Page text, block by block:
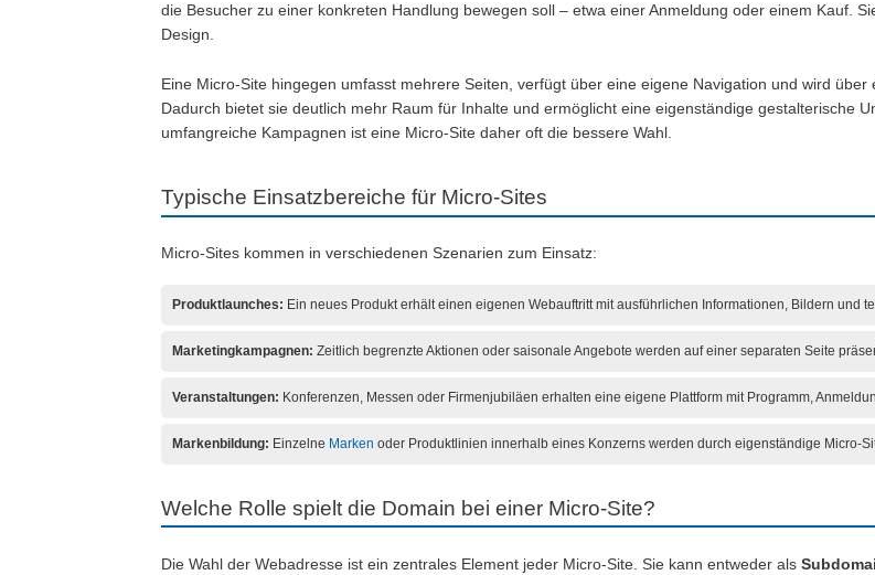
die Besucher zu einer konkreten Handlung bewegen soll – etwa einer Anmeldung oder einem Kauf.
Design.
Eine Micro-Site hingegen umfasst mehrere Seiten, verfügt über eine eigene Navigation und wird über
Dadurch bietet sie deutlich mehr Raum für Inhalte und ermöglicht eine eigenständige gestalterische
umfangreiche Kampagnen ist eine Micro-Site daher oft die bessere Wahl.
Typische Einsatzbereiche für Micro-Sites
Micro-Sites kommen in verschiedenen Szenarien zum Einsatz:
Produktlaunches: Ein neues Produkt erhält einen eigenen Webauftritt mit ausführlichen Informationen, Bildern und
Marketingkampagnen: Zeitlich begrenzte Aktionen oder saisonale Angebote werden auf einer separaten Seite
Veranstaltungen: Konferenzen, Messen oder Firmenjubiläen erhalten eine eigene Plattform mit Programm,
Markenbildung: Einzelne Marken oder Produktlinien innerhalb eines Konzerns werden durch eigenständige Micro-
Welche Rolle spielt die Domain bei einer Micro-Site?
Die Wahl der Webadresse ist ein zentrales Element jeder Micro-Site. Sie kann entweder als